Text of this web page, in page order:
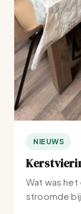
NIEUWS
Wat was
stroomde bij